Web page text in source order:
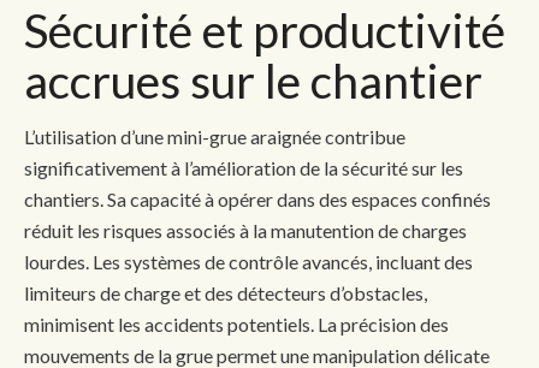
Sécurité et productivité
accrues sur le chantier
L’utilisation d’une mini-grue araignée contribue
significativement à l’amélioration de la sécurité sur les
chantiers. Sa capacité à opérer dans des espaces confinés
réduit les risques associés à la manutention de charges
lourdes. Les systèmes de contrôle avancés, incluant des
limiteurs de charge et des détecteurs d’obstacles,
minimisent les accidents potentiels. La précision des
mouvements de la grue permet une manipulation délicate